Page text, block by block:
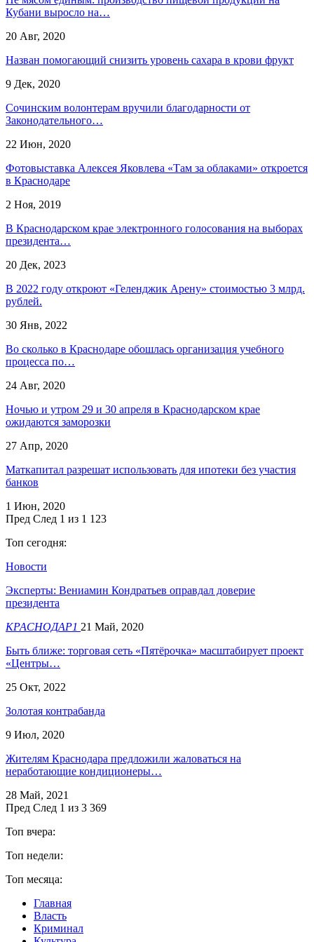
Кубани выросло на…
20 Авг, 2020
Назван помогающий снизить уровень сахара в крови фрукт
9 Дек, 2020
Сочинским волонтерам вручили благодарности от
Законодательного…
22 Июн, 2020
Фотовыставка Алексея Яковлева «Там за облаками» откроется
в Краснодаре
2 Ноя, 2019
В Краснодарском крае электронного голосования на выборах
президента…
20 Дек, 2023
В 2022 году откроют «Геленджик Арену» стоимостью 3 млрд.
рублей.
30 Янв, 2022
Во сколько в Краснодаре обошлась организация учебного
процесса по…
24 Авг, 2020
Ночью и утром 29 и 30 апреля в Краснодарском крае
ожидаются заморозки
27 Апр, 2020
Маткапитал разрешат использовать для ипотеки без участия
банков
1 Июн, 2020
Пред След 1 из 1 123
Топ сегодня:
Новости
Эксперты: Вениамин Кондратьев оправдал доверие
президента
КРАСНОДАР1 21 Май, 2020
Быть ближе: торговая сеть «Пятёрочка» масштабирует проект
«Центры…
25 Окт, 2022
Золотая контрабанда
9 Июл, 2020
​Жителям Краснодара предложили жаловаться на
неработающие кондиционеры…
28 Май, 2021
Пред След 1 из 3 369
Топ вчера:
Топ недели:
Топ месяца:
Главная
Власть
Криминал